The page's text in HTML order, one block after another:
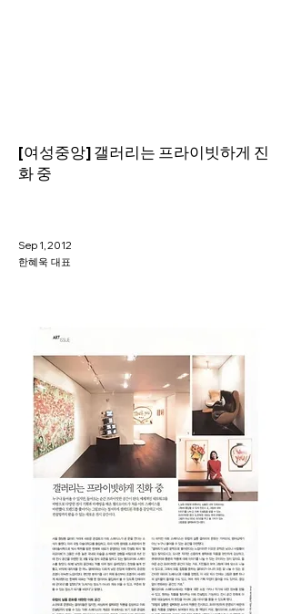
[여성중앙] 갤러리는 프라이빗하게 진
화 중
Sep 1, 2012
한혜욱 대표